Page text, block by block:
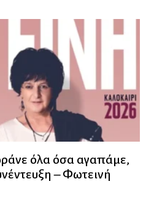
όλα όσα αγαπάμε,
– Φωτεινή